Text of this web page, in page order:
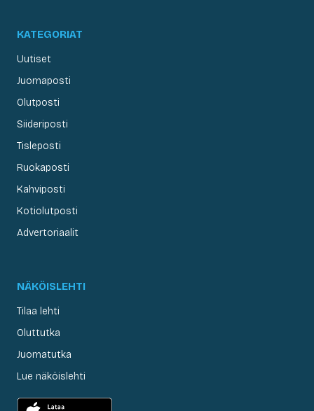
KATEGORIAT
Uutiset
Juomaposti
Olutposti
Siideriposti
Tisleposti
Ruokaposti
Kahviposti
Kotiolutposti
Advertoriaalit
NÄKÖISLEHTI
Tilaa lehti
Oluttutka
Juomatutka
Lue näköislehti